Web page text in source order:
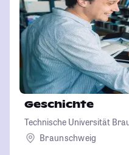
Geschichte
Technische Universität
Braunschweig